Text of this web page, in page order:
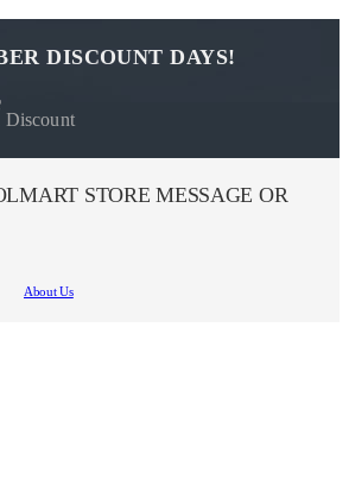
DISCOUNT DAYS!
Discount
STORE MESSAGE OR
About Us